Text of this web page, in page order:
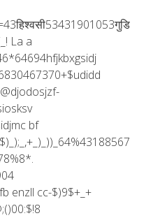
La a
bf
enzll cc-$)9$+_+